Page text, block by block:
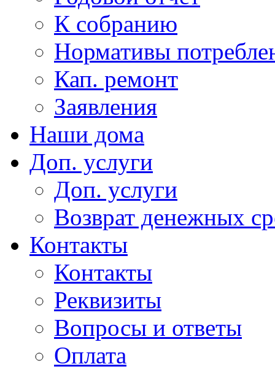
К собранию
Нормативы
Кап. ремонт
Заявления
Наши дома
Доп. услуги
Доп. услуги
Возврат денежных
Контакты
Контакты
Реквизиты
Вопросы и ответы
Оплата